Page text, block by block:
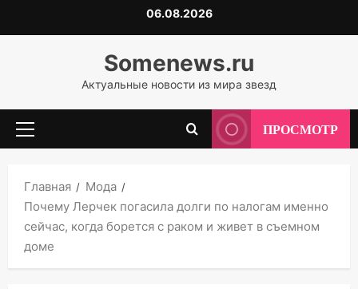
к
06.08.2026
Somenews.ru
Актуальные новости из мира звезд
Основное
ПРОСМОТР
Главная
Мода
Почему Лерчек погасила долги по налогам именно
сейчас, когда борется с раком и живет в съемном
доме